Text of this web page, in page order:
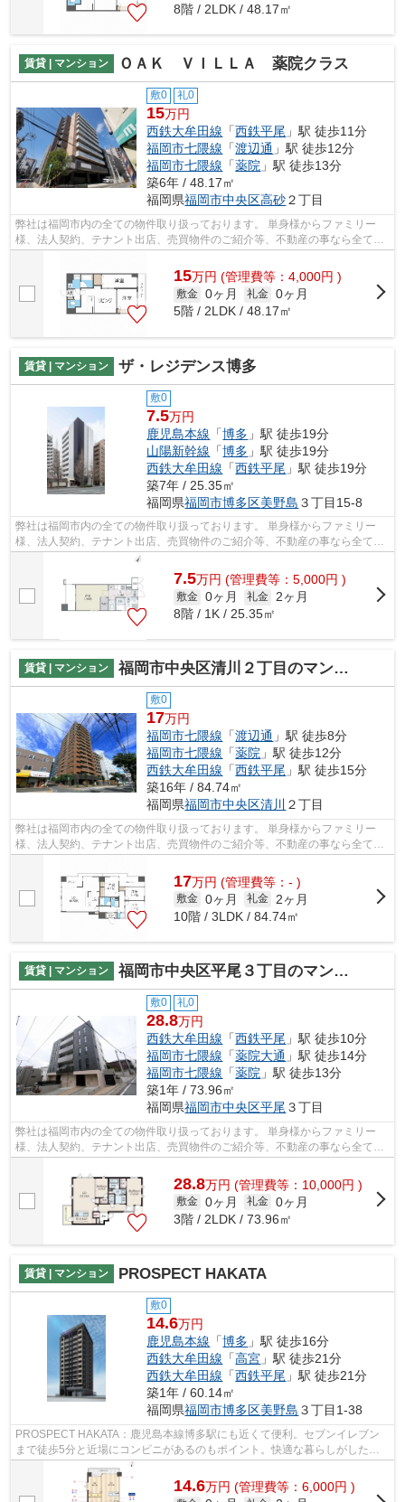
8階 / 2LDK / 48.17㎡
賃貸 | マンション ＯＡＫ ＶＩＬＬＡ 薬院クラス
敷0 礼0
15万円
西鉄大牟田線 「西鉄平尾 」駅 徒歩11分
福岡市七隈線 「渡辺通 」駅 徒歩12分
福岡市七隈線 「薬院 」駅 徒歩13分
築6年 / 48.17㎡
福岡県福岡市中央区高砂２丁目
弊社は福岡市内の全ての物件取り扱っております。 単身様からファミリー
様、法人契約、テナント出店、売買物件のご紹介等、不動産の事なら全てお
任せください！！ 全ての方に満足して...
15万円 (管理費等：4,000円 )
敷金 0ヶ月 礼金 0ヶ月
5階 / 2LDK / 48.17㎡
賃貸 | マンション ザ・レジデンス博多
敷0
7.5万円
鹿児島本線 「博多 」駅 徒歩19分
山陽新幹線 「博多 」駅 徒歩19分
西鉄大牟田線 「西鉄平尾 」駅 徒歩19分
築7年 / 25.35㎡
福岡県福岡市博多区美野島 ３丁目15-8
弊社は福岡市内の全ての物件取り扱っております。 単身様からファミリー
様、法人契約、テナント出店、売買物件のご紹介等、不動産の事なら全てお
任せください！！ 全ての方に満足して...
7.5万円 (管理費等：5,000円 )
敷金 0ヶ月 礼金
2ヶ月
8階 / 1K / 25.35㎡
賃貸 | マンション 福岡市中央区清川２丁目のマンション
敷0
17万円
福岡市七隈線 「渡辺通 」駅 徒歩8分
福岡市七隈線 「薬院 」駅 徒歩12分
西鉄大牟田線 「西鉄平尾 」駅 徒歩15分
築16年 / 84.74㎡
福岡県福岡市中央区清川 ２丁目
弊社は福岡市内の全ての物件取り扱っております。 単身様からファミリー
様、法人契約、テナント出店、売買物件のご紹介等、不動産の事なら全てお
17万円 (管理費等：- )
敷金 0ヶ月 礼金
2ヶ月
10階 / 3LDK / 84.74㎡
賃貸 | マンション 福岡市中央区平尾３丁目のマンション
敷0 礼0
28.8万円
西鉄大牟田線 「西鉄平尾 」駅 徒歩10分
福岡市七隈線 「薬院大通 」駅 徒歩14分
福岡市七隈線 「薬院 」駅 徒歩13分
築1年 / 73.96㎡
福岡県福岡市中央区平尾 ３丁目
弊社は福岡市内の全ての物件取り扱っております。 単身様からファミリー
様、法人契約、テナント出店、売買物件のご紹介等、不動産の事なら全てお
28.8万円 (管理費等：10,000円 )
敷金 0ヶ月 礼金 0ヶ月
3階 / 2LDK / 73.96㎡
賃貸 | マンション PROSPECT HAKATA
敷0
14.6万円
鹿児島本線 「博多 」駅 徒歩16分
西鉄大牟田線 「高宮 」駅 徒歩21分
西鉄大牟田線 「西鉄平尾 」駅 徒歩21分
築1年 / 60.14㎡
福岡県福岡市博多区美野島 ３丁目1-38
PROSPECT HAKATA：鹿児島本線博多駅にも近くて便利。セブンイレブン
まで徒歩5分と近場にコンビニがあるのもポイント。快適な暮らしがしたい
とお考えの方に、ぜひご紹介したい街があり...
14.6万円 (管理費等：6,000円 )